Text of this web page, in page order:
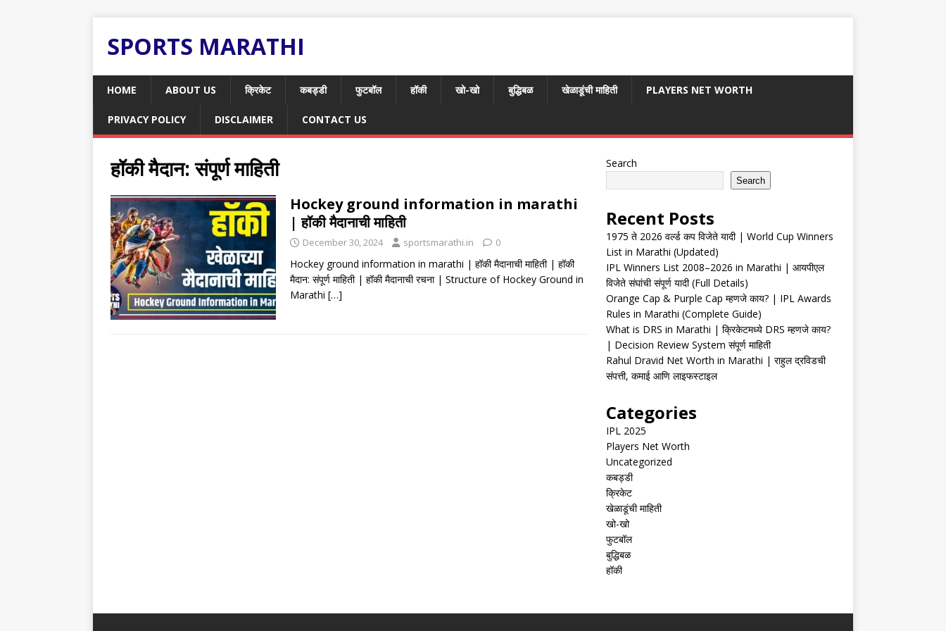
SPORTS MARATHI
HOME ABOUT US क्रिकेट कबड्डी फुटबॉल हॉकी खो-खो बुद्धिबळ खेळाडूंची माहिती PLAYERS NET WORTH
PRIVACY POLICY DISCLAIMER CONTACT US
हॉकी मैदान: संपूर्ण माहिती
Hockey ground information in marathi
| हॉकी मैदानाची माहिती
December 30, 2024 sportsmarathi.in 0
Hockey ground information in marathi | हॉकी मैदानाची माहिती | हॉकी
मैदान: संपूर्ण माहिती | हॉकी मैदानाची रचना | Structure of Hockey Ground in
Marathi […]
Search
Search
Recent Posts
1975 ते 2026 वर्ल्ड कप विजेते यादी | World Cup Winners
List in Marathi (Updated)
IPL Winners List 2008–2026 in Marathi | आयपीएल
विजेते संघांची संपूर्ण यादी (Full Details)
Orange Cap & Purple Cap म्हणजे काय? | IPL Awards
Rules in Marathi (Complete Guide)
What is DRS in Marathi | क्रिकेटमध्ये DRS म्हणजे काय?
| Decision Review System संपूर्ण माहिती
Rahul Dravid Net Worth in Marathi | राहुल द्रविडची
संपत्ती, कमाई आणि लाइफस्टाइल
Categories
IPL 2025
Players Net Worth
Uncategorized
कबड्डी
क्रिकेट
खेळाडूंची माहिती
खो-खो
फुटबॉल
बुद्धिबळ
हॉकी